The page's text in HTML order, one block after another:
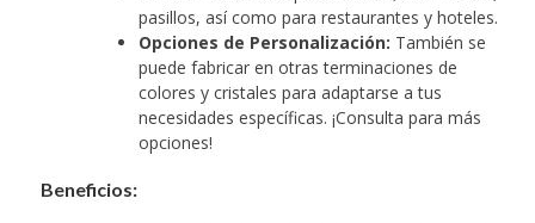
pasillos, así como para restaurantes y hoteles.
Opciones de Personalización: También se
puede fabricar en otras terminaciones de
colores y cristales para adaptarse a tus
necesidades específicas. ¡Consulta para más
opciones!
Beneficios: